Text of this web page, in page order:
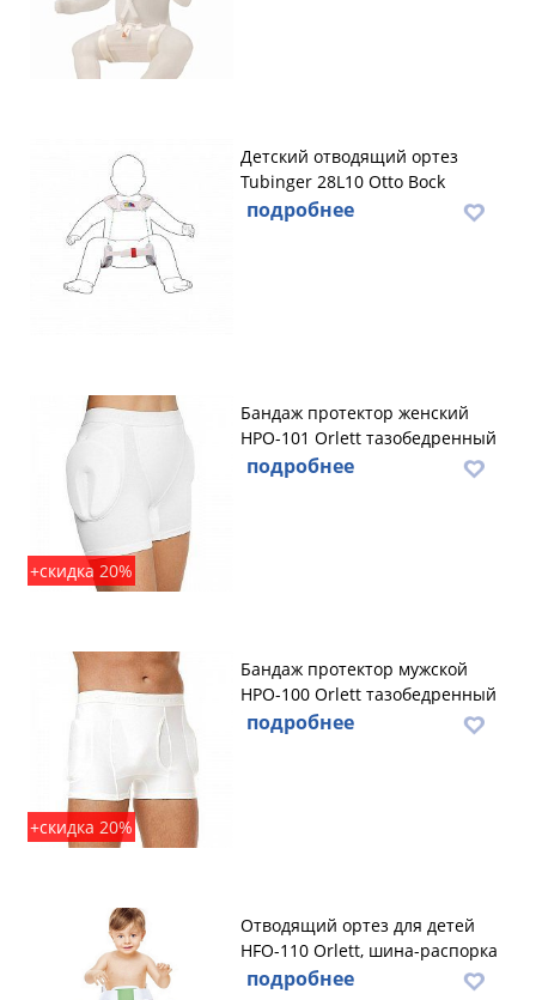
Детский отводящий ортез
Tubinger 28L10 Otto Bock
подробнее
+скидка 20%
Бандаж протектор женский
HPO-101 Orlett тазобедренный
подробнее
+скидка 20%
Бандаж протектор мужской
HPO-100 Orlett тазобедренный
подробнее
Отводящий ортез для детей
HFO-110 Orlett, шина-распорка
подробнее